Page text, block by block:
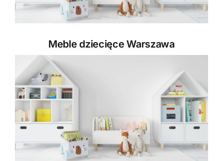
Meble dziecięce Warszawa